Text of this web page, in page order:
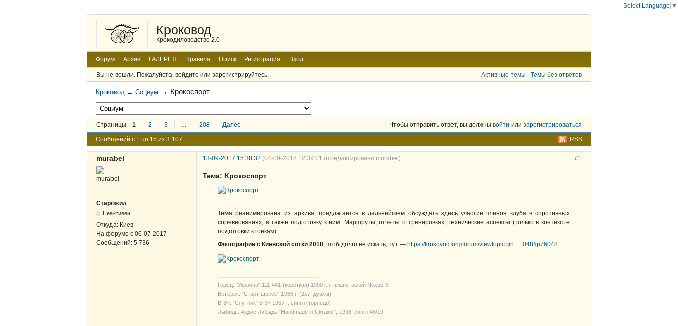
Кроковод
Крокодиловодство 2.0
Форум Архив ГАЛЕРЕЯ Правила Поиск Регистрация Вход
Вы не вошли. Пожалуйста, войдите или зарегистрируйтесь. Активные темы Темы без ответов
Кроковод →Социум → Крокоспорт
Страницы 1 2 3 … 208 Далее Чтобы отправить ответ, вы должны войти или зарегистрироваться
RSS
Сообщений с 1 по 15 из 3 107
#1
murabel 13-09-2017 15:38:32 (04-09-2018 12:39:01 отредактировано murabel)
Старожил
Неактивен
Откуда: Киев
На форуме с 06-07-2017
Сообщений: 5 736
Тема: Крокоспорт
Тема реанимирована из архива, предлагается в дальнейшем обсуждать здесь участие членов клуба в спротивных
соревнованиях, а также подготовку к ним. Маршруты, отчеты о тренировках, технические аспекты (только в контексте
подготовки к гонкам).
Фотографии с Киевской сотки 2018, чтоб долго не искать, тут — https://krokovod.org/forum/viewtopic.ph … 048#p76048
Горец: "Украина" 111-441 (короткая) 1990 г. с планетаркой Nexus-3
Ветерок: "Старт-шоссе" 1986 г. (2х7, дуалы)
В-37: "Спутник" В-37 1967 г. сингл (торпедо)
Лыбидь: Ардис Либыдь "Handmade in Ukraine", 1998, сингл 46/19
Select Language ▼